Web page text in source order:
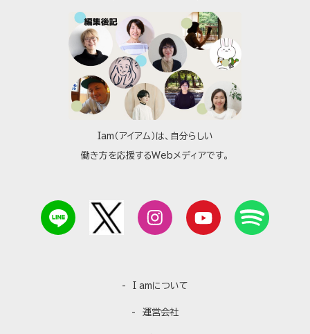
Iam（アイアム）は、自分らしい
働き方を応援するWebメディアです。
I amについて
運営会社